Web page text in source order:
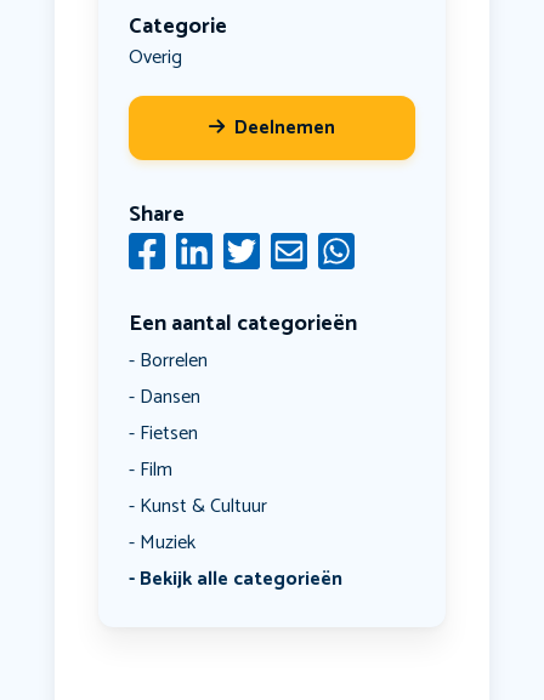
Categorie
Overig
Deelnemen
Share
Een aantal categorieën
Borrelen
Dansen
Fietsen
Film
Kunst & Cultuur
Muziek
Bekijk alle categorieën